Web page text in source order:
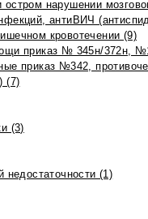
нарушении
антиВИЧ
кровотечении (9)
приказ № 345н/372н,
приказ №342,
(7)
(3)
недостаточности (1)